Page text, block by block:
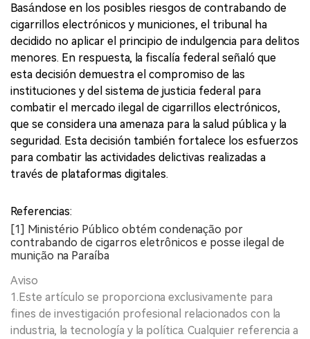
Basándose en los posibles riesgos de contrabando de
cigarrillos electrónicos y municiones, el tribunal ha
decidido no aplicar el principio de indulgencia para delitos
menores. En respuesta, la fiscalía federal señaló que
esta decisión demuestra el compromiso de las
instituciones y del sistema de justicia federal para
combatir el mercado ilegal de cigarrillos electrónicos,
que se considera una amenaza para la salud pública y la
seguridad. Esta decisión también fortalece los esfuerzos
para combatir las actividades delictivas realizadas a
través de plataformas digitales.
Referencias:
[1] Ministério Público obtém condenação por
contrabando de cigarros eletrônicos e posse ilegal de
munição na Paraíba
Aviso
1.Este artículo se proporciona exclusivamente para
fines de investigación profesional relacionados con la
industria, la tecnología y la política. Cualquier referencia a